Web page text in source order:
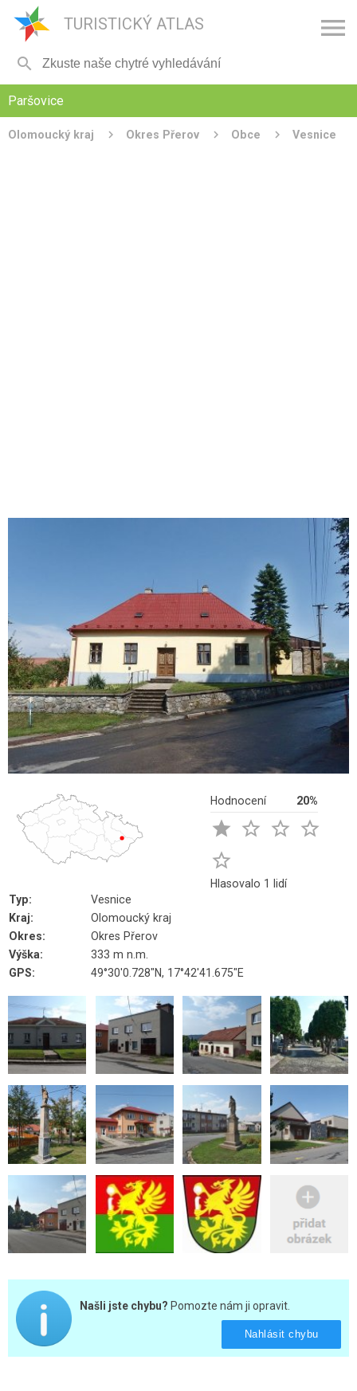
TURISTICKÝ ATLAS 

Paršovice
Olomoucký kraj Okres Přerov Obce Vesnice
Hodnocení 20%
   

Hlasovalo 1 lidí
Typ:
Vesnice
Kraj:
Olomoucký kraj
Okres:
Okres Přerov
Výška:
333 m n.m.
GPS:
49°30'0.728"N, 17°42'41.675"E
Našli jste chybu? Pomozte nám ji opravit.
Nahlásit chybu